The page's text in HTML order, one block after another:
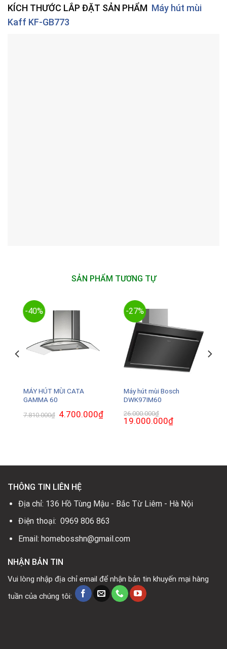
KÍCH THƯỚC LẮP ĐẶT SẢN PHẨM Máy hút mùi
Kaff KF-GB773
SẢN PHẨM TƯƠNG TỰ
-40%
MÁY HÚT MÙI CATA
GAMMA 60
7.810.000₫ Giá
gốc
4.700.000₫Giá
hiện
-27%
Máy hút mùi Bosch
DWK97IM60
26.000.000₫
Giá
gốc
19.000.000₫Giá
hiện
THÔNG TIN LIÊN HỆ
Địa chỉ: 136 Hồ Tùng Mậu - Bắc Từ Liêm - Hà Nội
Điện thoại: 0969 806 863
Email: homebosshn@gmail.com
NHẬN BẢN TIN
Vui lòng nhập địa chỉ email để nhận bản tin khuyến mại hàng
tuần của chúng tôi: